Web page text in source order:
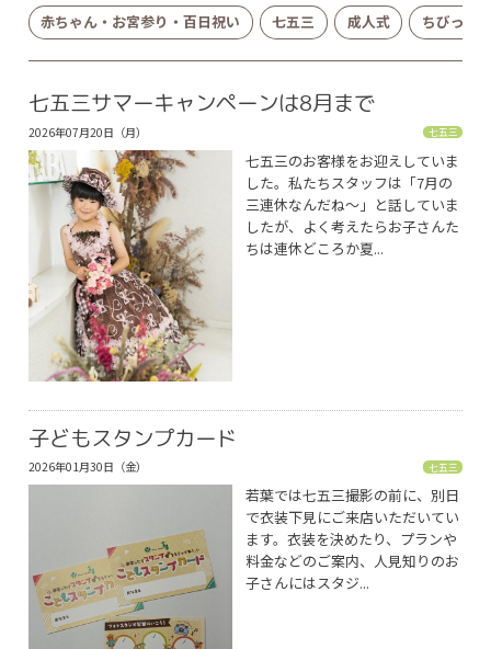
赤ちゃん・お宮参り・百日祝い 七五三 成人式 ちびっこ
七五三サマーキャンペーンは8月まで
2026年07月20日（月） 七五三
七五三のお客様をお迎えしていま
した。私たちスタッフは「7月の
三連休なんだね〜」と話していま
したが、よく考えたらお子さんた
ちは連休どころか夏...
子どもスタンプカード
2026年01月30日（金） 七五三
若葉では七五三撮影の前に、別日
で衣装下見にご来店いただいてい
ます。衣装を決めたり、プランや
料金などのご案内、人見知りのお
子さんにはスタジ...